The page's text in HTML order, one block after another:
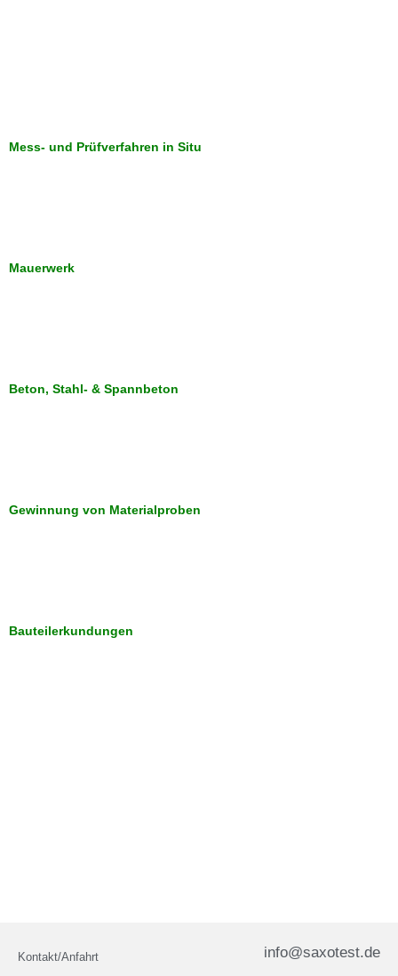
Mess- und Prüfverfahren in Situ
Mauerwerk
Beton, Stahl- & Spannbeton
Gewinnung von Materialproben
Bauteilerkundungen
Kontakt/Anfahrt
info@saxotest.de